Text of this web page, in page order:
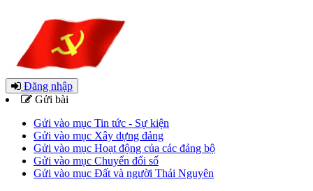
Đăng nhập
Gửi bài
Gửi vào mục Tin tức - Sự kiện
Gửi vào mục Xây dựng đảng
Gửi vào mục Hoạt động của các đảng bộ
Gửi vào mục Chuyển đổi số
Gửi vào mục Đất và người Thái Nguyên